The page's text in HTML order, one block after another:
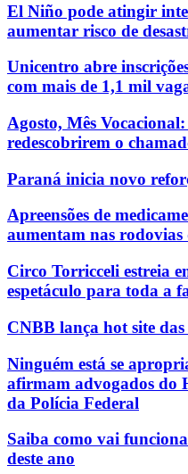
El Niño pode atingir
aumentar risco de
Unicentro abre
com mais de 1,1 mil
Agosto, Mês
redescobrirem o
Paraná inicia novo
Apreensões de
aumentam nas
Circo Torricceli estreia
espetáculo para toda a
CNBB lança hot site
Ninguém está se
afirmam advogados do
da Polícia Federal
Saiba como vai
deste ano